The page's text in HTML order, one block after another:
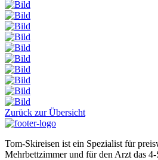
Zurück zur Übersicht
Tom-Skireisen ist ein Spezialist für
Mehrbettzimmer und für den Arzt das